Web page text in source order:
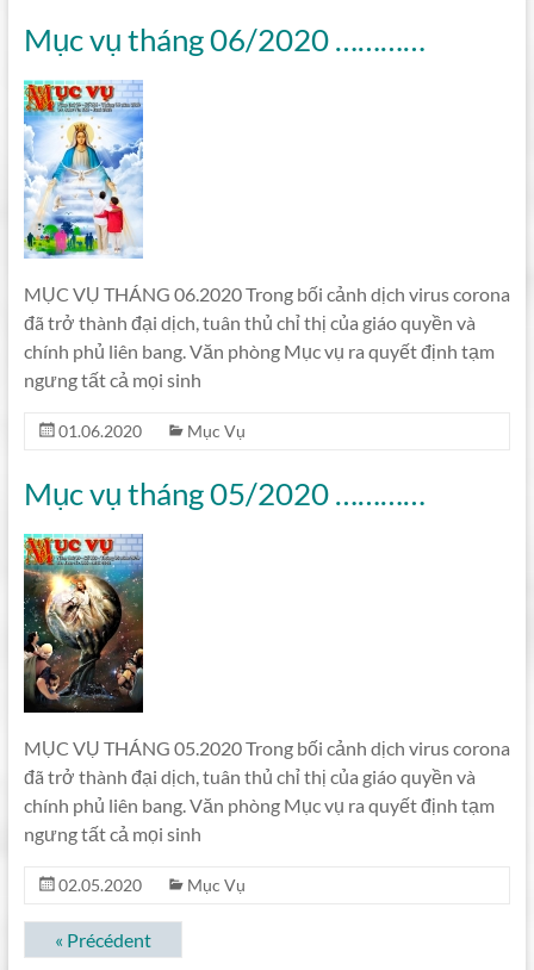
Mục vụ tháng 06/2020 …………
MỤC VỤ THÁNG 06.2020 Trong bối cảnh dịch virus corona
đã trở thành đại dịch, tuân thủ chỉ thị của giáo quyền và
chính phủ liên bang. Văn phòng Mục vụ ra quyết định tạm
ngưng tất cả mọi sinh
01.06.2020 Mục Vụ
Mục vụ tháng 05/2020 …………
MỤC VỤ THÁNG 05.2020 Trong bối cảnh dịch virus corona
đã trở thành đại dịch, tuân thủ chỉ thị của giáo quyền và
chính phủ liên bang. Văn phòng Mục vụ ra quyết định tạm
ngưng tất cả mọi sinh
02.05.2020 Mục Vụ
« Précédent